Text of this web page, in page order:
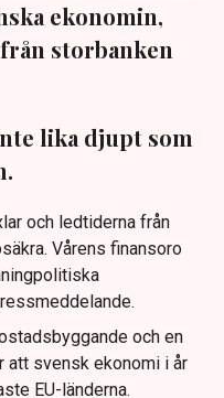
ekonomin,
storbanken
lika djupt som
och ledtiderna från
Vårens finansoro
och en
att svensk ekonomi i år
EU-länderna.